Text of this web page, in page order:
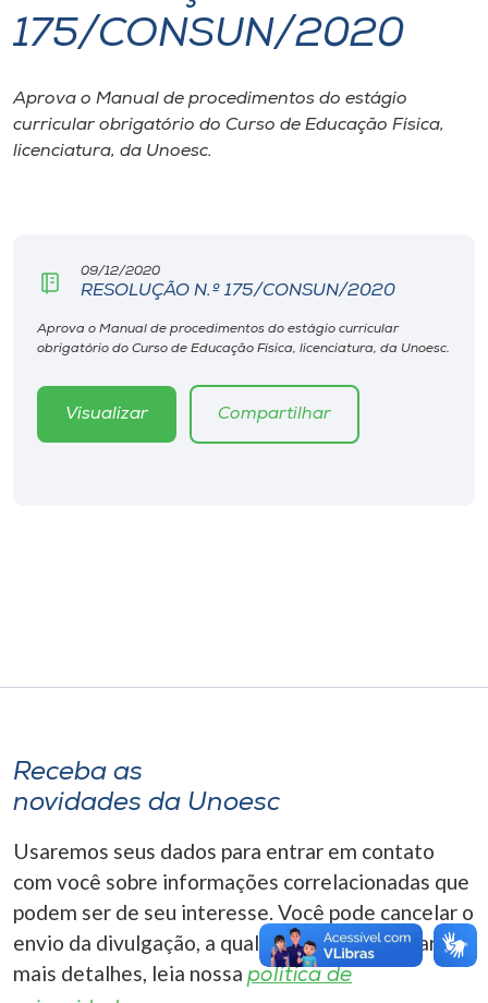
I.nova
Diplomados
Rádio
A+
175/CONSUN/2020
Aprova o Manual de procedimentos do estágio
curricular obrigatório do Curso de Educação Física,
licenciatura, da Unoesc.
09/12/2020
RESOLUÇÃO N.º 175/CONSUN/2020
Aprova o Manual de procedimentos do estágio curricular
obrigatório do Curso de Educação Física, licenciatura, da Unoesc.
Visualizar Compartilhar
Receba as
novidades da Unoesc
Usaremos seus dados para entrar em contato
com você sobre informações correlacionadas que
podem ser de seu interesse. Você pode cancelar o
envio da divulgação, a qualquer momento. Para
mais detalhes, leia nossa política de